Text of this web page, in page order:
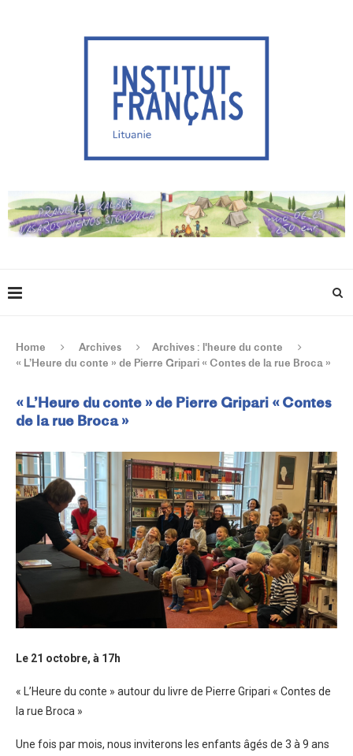
Home Archives
Archives : l'heure du conte
« L’Heure du conte » de Pierre Gripari « Contes de la rue Broca »
« L’Heure du conte » de Pierre Gripari « Contes
de la rue Broca »
Le 21 octobre, à 17h
« L’Heure du conte » autour du livre de Pierre Gripari « Contes de
la rue Broca »
Une fois par mois, nous inviterons les enfants âgés de 3 à 9 ans